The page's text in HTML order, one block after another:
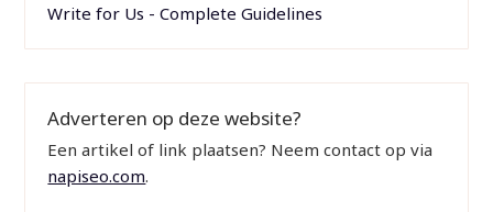
Write for Us - Complete Guidelines
Adverteren op deze website?
Een artikel of link plaatsen? Neem contact op via
napiseo.com.